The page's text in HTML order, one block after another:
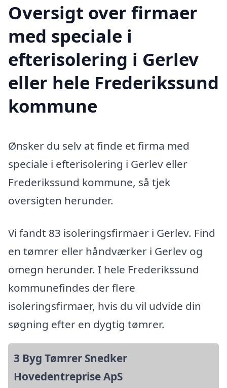
Oversigt over firmaer
med speciale i
efterisolering i Gerlev
eller hele Frederikssund
kommune
Ønsker du selv at finde et firma med
speciale i efterisolering i Gerlev eller
Frederikssund kommune, så tjek
oversigten herunder.
Vi fandt 83 isoleringsfirmaer i Gerlev. Find
en tømrer eller håndværker i Gerlev og
omegn herunder. I hele Frederikssund
kommunefindes der flere
isoleringsfirmaer, hvis du vil udvide din
søgning efter en dygtig tømrer.
3 Byg Tømrer Snedker
Hovedentreprise ApS